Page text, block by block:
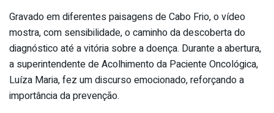
Gravado em diferentes paisagens de Cabo Frio, o vídeo
mostra, com sensibilidade, o caminho da descoberta do
diagnóstico até a vitória sobre a doença. Durante a abertura,
a superintendente de Acolhimento da Paciente Oncológica,
Luíza Maria, fez um discurso emocionado, reforçando a
importância da prevenção.